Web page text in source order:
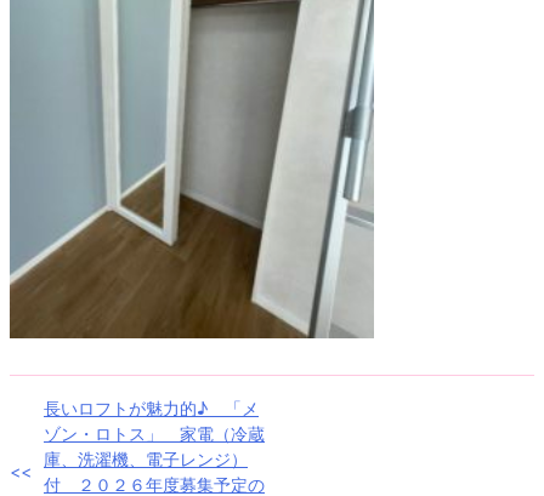
稿
長いロフトが魅力的♪ 「メ
ゾン・ロトス」 家電（冷蔵
庫、洗濯機、電子レンジ）
付 ２０２６年度募集予定の